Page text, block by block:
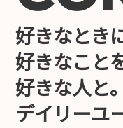
好きなとき
好きなこと
好きな人と。
デイリーユ